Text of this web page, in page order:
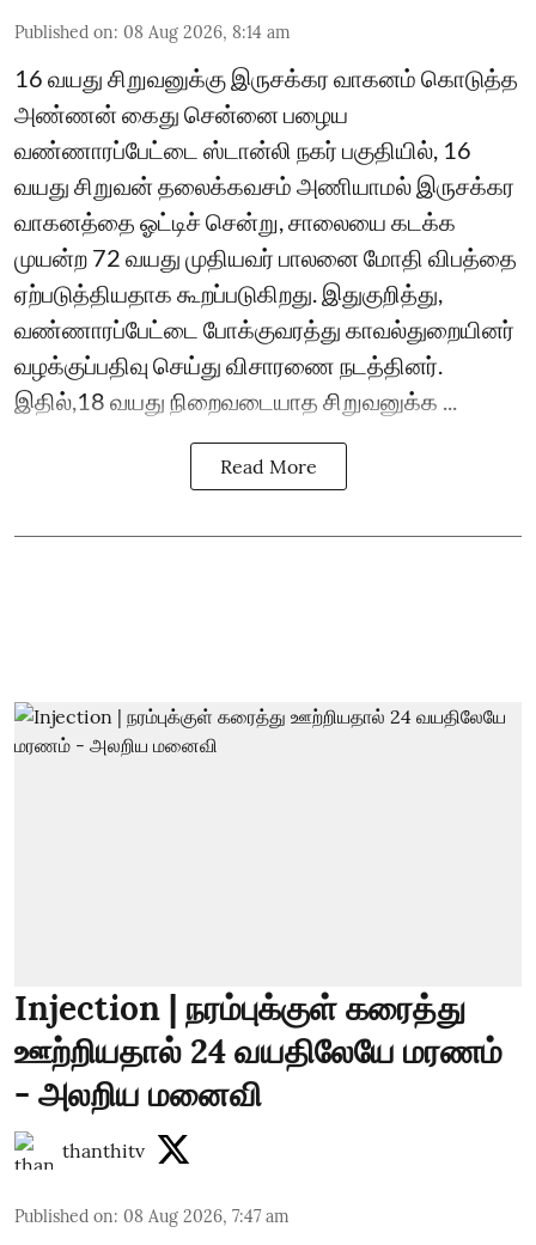
Published on: 08 Aug 2026, 8:14 am
16 வயது சிறுவனுக்கு இருசக்கர வாகனம் கொடுத்த
அண்ணன் கைது சென்னை பழைய
வண்ணாரப்பேட்டை ஸ்டான்லி நகர் பகுதியில், 16
வயது சிறுவன் தலைக்கவசம் அணியாமல் இருசக்கர
வாகனத்தை ஓட்டிச் சென்று, சாலையை கடக்க
முயன்ற 72 வயது முதியவர் பாலனை மோதி விபத்தை
ஏற்படுத்தியதாக கூறப்படுகிறது. இதுகுறித்து,
வண்ணாரப்பேட்டை போக்குவரத்து காவல்துறையினர்
வழக்குப்பதிவு செய்து விசாரணை நடத்தினர்.
இதில்,18 வயது நிறைவடையாத சிறுவனுக்க ...
Read More
Injection | நரம்புக்குள் கரைத்து
ஊற்றியதால் 24 வயதிலேயே மரணம்
- அலறிய மனைவி
thanthitv
Published on: 08 Aug 2026, 7:47 am